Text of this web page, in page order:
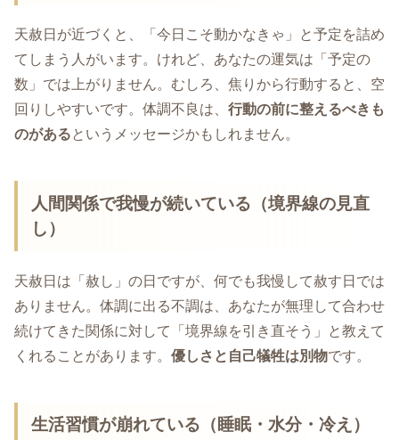
天赦日が近づくと、「今日こそ動かなきゃ」と予定を詰め
てしまう人がいます。けれど、あなたの運気は「予定の
数」では上がりません。むしろ、焦りから行動すると、空
回りしやすいです。体調不良は、 行動の前に整えるべきも
のがあるというメッセージかもしれません。
人間関係で我慢が続いている（境界線の見直
し）
天赦日は「赦し」の日ですが、何でも我慢して赦す日では
ありません。体調に出る不調は、あなたが無理して合わせ
続けてきた関係に対して「境界線を引き直そう」と教えて
くれることがあります。 優しさと自己犠牲は別物です。
生活習慣が崩れている（睡眠・水分・冷え）